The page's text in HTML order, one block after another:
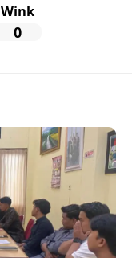
Wink
0